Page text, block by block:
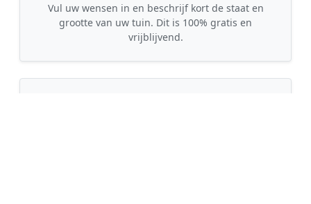
Vul uw wensen in en beschrijf kort de staat en
grootte van uw tuin. Dit is 100% gratis en
vrijblijvend.